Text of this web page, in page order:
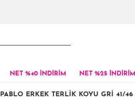
NET %40 İNDİRİM NET %25 İNDİRİM
PABLO ERKEK TERLIK KOYU GRI 41/46